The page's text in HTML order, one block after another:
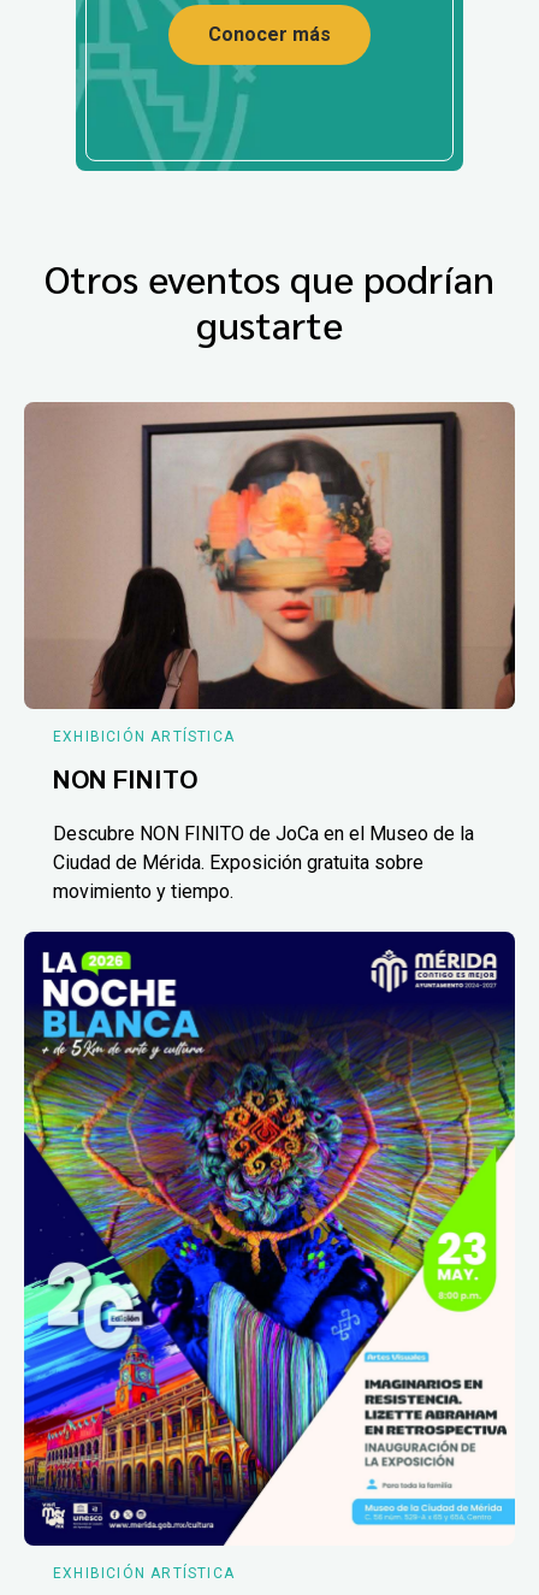
Conocer más
Otros eventos que podrían
gustarte
EXHIBICIÓN ARTÍSTICA
NON FINITO
Descubre NON FINITO de JoCa en el Museo de la
Ciudad de Mérida. Exposición gratuita sobre
movimiento y tiempo.
EXHIBICIÓN ARTÍSTICA